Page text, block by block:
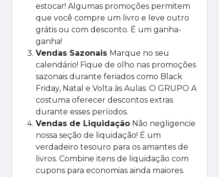
estocar! Algumas promoções permitem
que você compre um livro e leve outro
grátis ou com desconto. É um ganha-
ganha!
Vendas Sazonais Marque no seu
calendário! Fique de olho nas promoções
sazonais durante feriados como Black
Friday, Natal e Volta às Aulas. O GRUPO A
costuma oferecer descontos extras
durante esses períodos.
Vendas de Liquidação Não negligencie
nossa seção de liquidação! É um
verdadeiro tesouro para os amantes de
livros. Combine itens de liquidação com
cupons para economias ainda maiores.